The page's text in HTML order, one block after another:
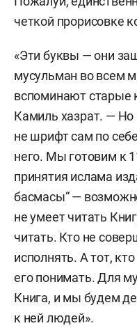
четкой прорисовке
«Эти буквы — они
мусульман во всем
вспоминают старые
Камиль хазрат. — Но
не шрифт сам по
него. Мы готовим к
принятия ислама
басмасы“ —
не умеет читать
читать. Кто не
исполнять. А тот,
его понимать. Для
Книга, и мы будем
к ней людей».